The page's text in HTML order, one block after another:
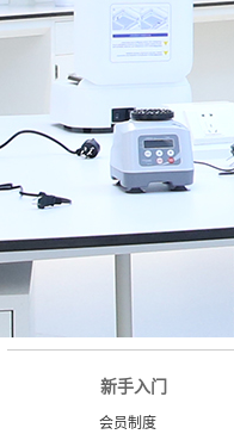
新手入门
会员制度